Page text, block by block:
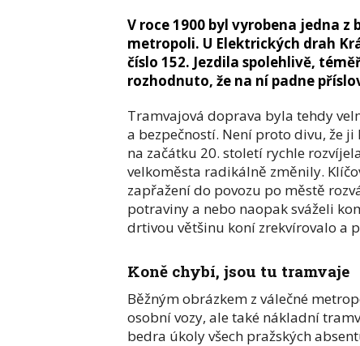
V roce 1900 byl vyrobena jedna
metropoli. U Elektrických drah
číslo 152. Jezdila spolehlivě,
rozhodnuto, že na ní padne
Tramvajová doprava byla tehdy
a bezpečností. Není proto divu, že
na začátku 20. století rychle
velkoměsta radikálně změnily.
zapřažení do povozu po městě
potraviny a nebo naopak sváželi
drtivou většinu koní zrekvírovalo a
Koně chybí, jsou tu tramvaje
Běžným obrázkem z válečné
osobní vozy, ale také nákladní
bedra úkoly všech pražských